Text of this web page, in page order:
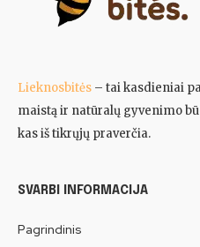
Lieknosbitės – tai kasdieniai
maistą ir natūralų gyvenimo
kas iš tikrųjų praverčia.
SVARBI INFORMACIJA
Pagrindinis